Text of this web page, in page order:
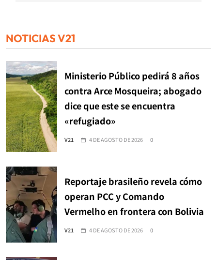
NOTICIAS V21
Ministerio Público pedirá 8 años
contra Arce Mosqueira; abogado
dice que este se encuentra
«refugiado»
V21 4 DE AGOSTO DE 2026 0
Reportaje brasileño revela cómo
operan PCC y Comando
Vermelho en frontera con Bolivia
V21 4 DE AGOSTO DE 2026 0